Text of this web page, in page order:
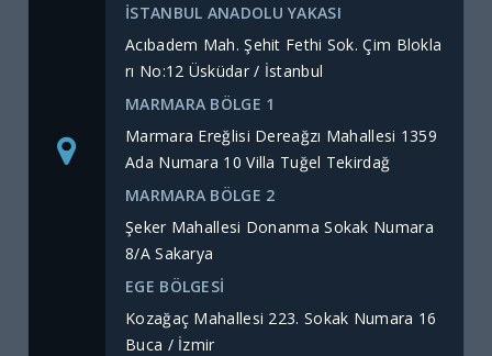
İSTANBUL ANADOLU YAKASI
Acıbadem Mah. Şehit Fethi Sok. Çim Blokla
rı No:12 Üsküdar / İstanbul
MARMARA BÖLGE 1
Marmara Ereğlisi Dereağzı Mahallesi 1359
Ada Numara 10 Villa Tuğel Tekirdağ
MARMARA BÖLGE 2
Şeker Mahallesi Donanma Sokak Numara
8/A Sakarya
EGE BÖLGESİ
Kozağaç Mahallesi 223. Sokak Numara 16
Buca / İzmir